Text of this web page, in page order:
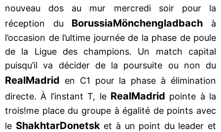
nouveau dos au mur mercredi soir pour la
réception du BorussiaMönchengladbach à
l’occasion de l’ultime journée de la phase de poule
de la Ligue des champions. Un match capital
puisqu’il va décider de la poursuite ou non du
RealMadrid en C1 pour la phase à élimination
directe. À l’instant T, le RealMadrid pointe à la
trois!me place du groupe à égalité de points avec
le ShakhtarDonetsk et à un point du leader et